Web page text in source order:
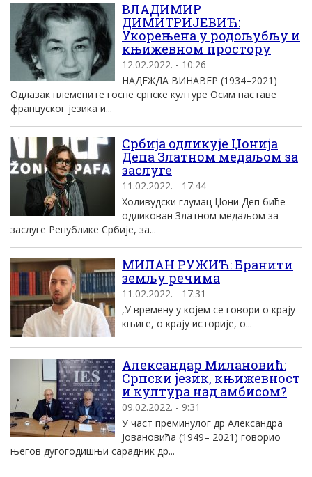
ВЛАДИМИР
ДИМИТРИЈЕВИЋ:
Укорењена у родољубљу и
књижевном простору
12.02.2022. - 10:26
НАДЕЖДА ВИНАВЕР (1934–2021)
Одлазак племените госпе српске културе Осим наставе
француског језика и...
Србија одликује Џонија
Депа Златном медаљом за
заслуге
11.02.2022. - 17:44
Холивудски глумац Џони Деп биће
одликован Златном медаљом за
заслуге Републике Србије, за...
МИЛАН РУЖИЋ: Бранити
земљу речима
11.02.2022. - 17:31
,У времену у којем се говори о крају
књиге, о крају историје, о...
Александар Милановић:
Српски језик, књижевност
и култура над амбисом?
09.02.2022. - 9:31
У част преминулог др Александра
Јовановића (1949– 2021) говорио
његов дугогодишњи сарадник др...